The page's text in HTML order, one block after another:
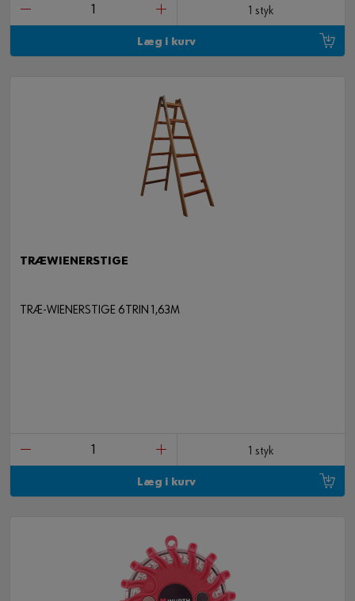
1 styk
Læg i kurv
TRÆWIENERSTIGE
TRÆ-WIENERSTIGE 6TRIN 1,63M
1 styk
Læg i kurv